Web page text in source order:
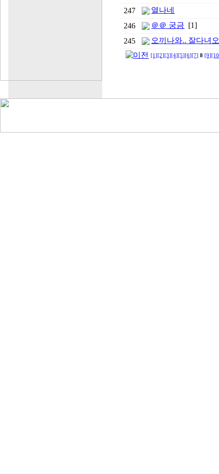
247
열나네
246
＠＠ 궁금 [1]
245
오끼나와.. 잘다녀
[1] [2] [3] [4] [5] [6] [7] 8 [9]